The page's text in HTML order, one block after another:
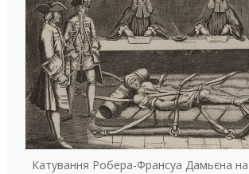
Катування Робера-Франсуа Дамьєна